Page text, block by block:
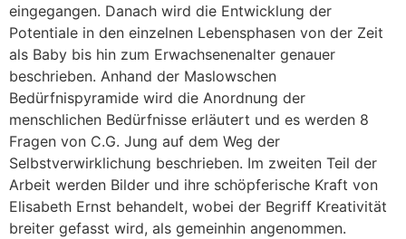
eingegangen. Danach wird die Entwicklung der
Potentiale in den einzelnen Lebensphasen von der Zeit
als Baby bis hin zum Erwachsenenalter genauer
beschrieben. Anhand der Maslowschen
Bedürfnispyramide wird die Anordnung der
menschlichen Bedürfnisse erläutert und es werden 8
Fragen von C.G. Jung auf dem Weg der
Selbstverwirklichung beschrieben. Im zweiten Teil der
Arbeit werden Bilder und ihre schöpferische Kraft von
Elisabeth Ernst behandelt, wobei der Begriff Kreativität
breiter gefasst wird, als gemeinhin angenommen.